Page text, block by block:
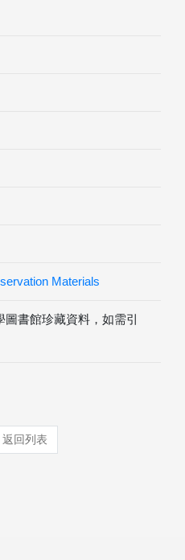
Materials
圖書館珍藏資料，如需引
返回列表